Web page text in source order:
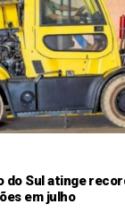
do Sul atinge
em julho